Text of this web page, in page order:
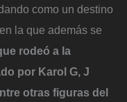
como un destino
la que además se
rodeó a la
por Karol G, J
otras figuras del